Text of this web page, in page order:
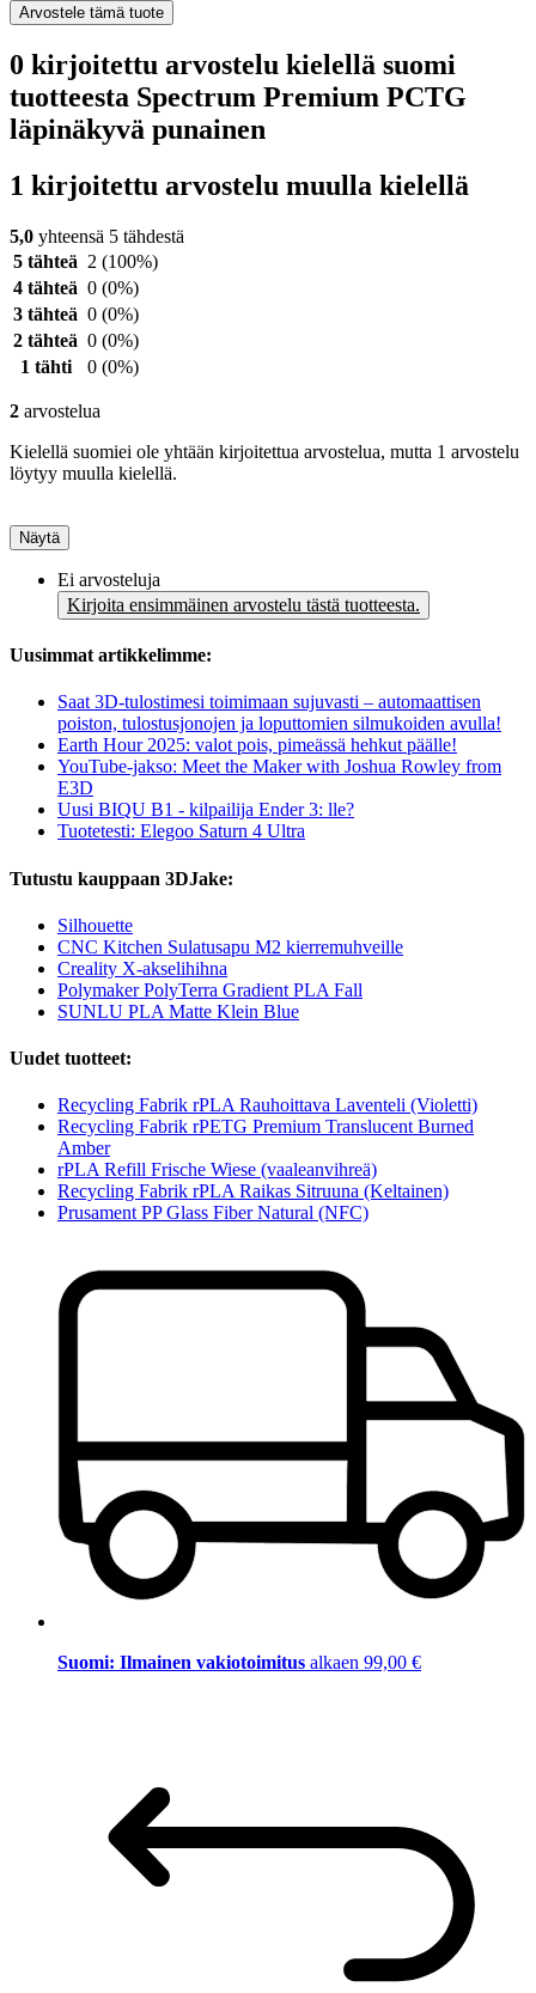
Arvostele tämä tuote
0 kirjoitettu arvostelu kielellä suomi
tuotteesta Spectrum Premium PCTG
läpinäkyvä punainen
1 kirjoitettu arvostelu muulla kielellä
5,0 yhteensä 5 tähdestä
5 tähteä 2 (100%)
4 tähteä 0 (0%)
3 tähteä 0 (0%)
2 tähteä 0 (0%)
1 tähti
0 (0%)
2 arvostelua
Kielellä suomiei ole yhtään kirjoitettua arvostelua, mutta 1 arvostelu
löytyy muulla kielellä.
Näytä
Ei arvosteluja
Kirjoita ensimmäinen arvostelu tästä tuotteesta.
Uusimmat artikkelimme:
Saat 3D-tulostimesi toimimaan sujuvasti – automaattisen
poiston, tulostusjonojen ja loputtomien silmukoiden avulla!
Earth Hour 2025: valot pois, pimeässä hehkut päälle!
YouTube-jakso: Meet the Maker with Joshua Rowley from
E3D
Uusi BIQU B1 - kilpailija Ender 3: lle?
Tuotetesti: Elegoo Saturn 4 Ultra
Tutustu kauppaan 3DJake:
Silhouette
CNC Kitchen Sulatusapu M2 kierremuhveille
Creality X-akselihihna
Polymaker PolyTerra Gradient PLA Fall
SUNLU PLA Matte Klein Blue
Uudet tuotteet:
Recycling Fabrik rPLA Rauhoittava Laventeli (Violetti)
Recycling Fabrik rPETG Premium Translucent Burned
Amber
rPLA Refill Frische Wiese (vaaleanvihreä)
Recycling Fabrik rPLA Raikas Sitruuna (Keltainen)
Prusament PP Glass Fiber Natural (NFC)
Suomi: Ilmainen vakiotoimitus alkaen 99,00 €